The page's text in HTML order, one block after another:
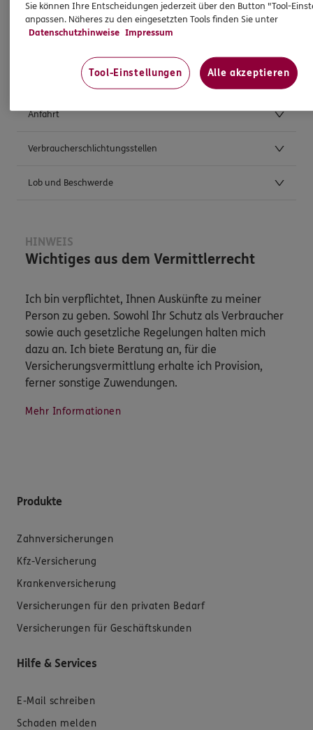
Weitere Kontaktmöglichkeiten
Postanschrift
Anfahrt
Verbraucherschlichtungsstellen
Lob und Beschwerde
HINWEIS
Wichtiges aus dem Vermittlerrecht
Ich bin verpflichtet, Ihnen Auskünfte zu meiner
Person zu geben. Sowohl Ihr Schutz als Verbraucher
sowie auch gesetzliche Regelungen halten mich
dazu an. Ich biete Beratung an, für die
Versicherungsvermittlung erhalte ich Provision,
ferner sonstige Zuwendungen.
Mehr Informationen
Produkte
Zahnversicherungen
Kfz-Versicherung
Krankenversicherung
Versicherungen für den privaten Bedarf
Versicherungen für Geschäftskunden
Hilfe & Services
E-Mail schreiben
Schaden melden
Sie können Ihre Entscheidungen jederzeit über den Button "Tool-
anpassen. Näheres zu den eingesetzten Tools finden Sie unter
Datenschutzhinweise Impressum
Tool-Einstellungen Alle akzeptieren